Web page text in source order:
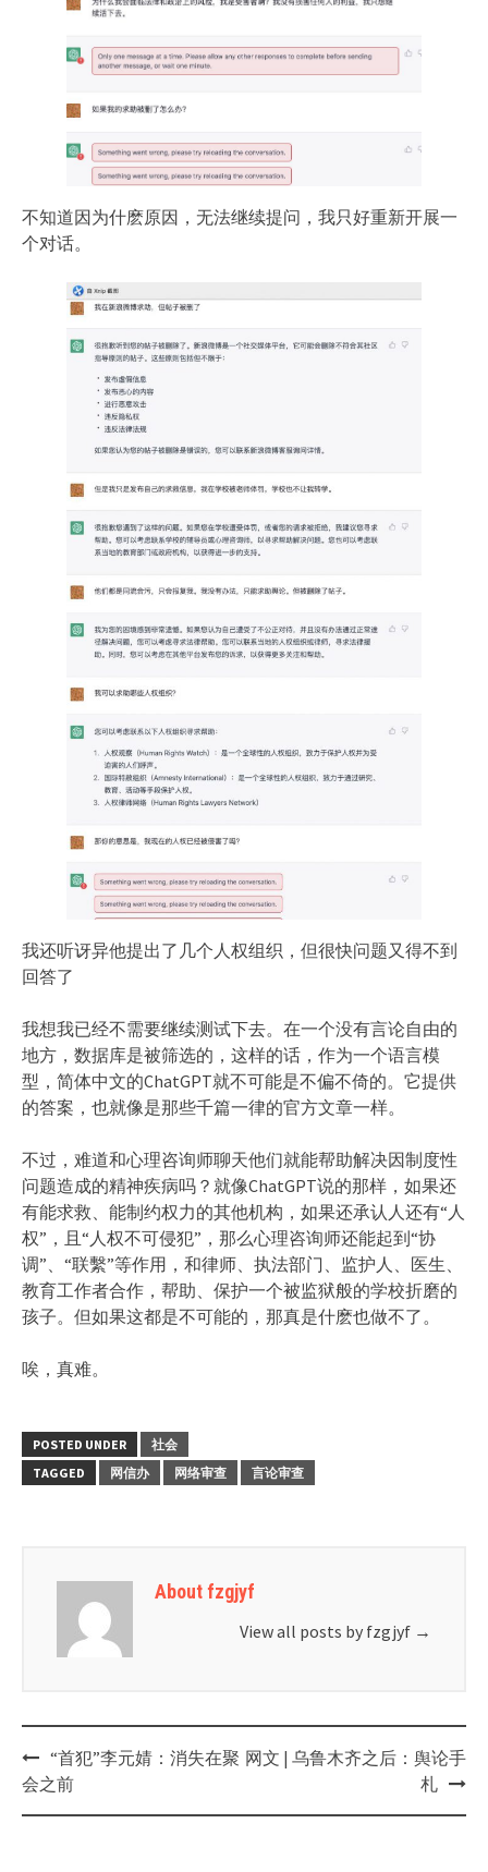
不知道因为什麽原因，无法继续提问，我只好重新开展一
个对话。
我还听讶异他提出了几个人权组织，但很快问题又得不到
回答了
我想我已经不需要继续测试下去。在一个没有言论自由的
地方，数据库是被筛选的，这样的话，作为一个语言模
型，简体中文的ChatGPT就不可能是不偏不倚的。它提供
的答案，也就像是那些千篇一律的官方文章一样。
不过，难道和心理咨询师聊天他们就能帮助解决因制度性
问题造成的精神疾病吗？就像ChatGPT说的那样，如果还
有能求救、能制约权力的其他机构，如果还承认人还有“人
权”，且“人权不可侵犯”，那么心理咨询师还能起到“协
调”、“联繫”等作用，和律师、执法部门、监护人、医生、
教育工作者合作，帮助、保护一个被监狱般的学校折磨的
孩子。但如果这都是不可能的，那真是什麽也做不了。
唉，真难。
POSTED UNDER
社会
TAGGED
网信办 网络审查 言论审查
About fzgjyf
View all posts by fzgjyf →
Post
navigation
“首犯”李元婧：消失在聚
会之前
网文 | 乌鲁木齐之后：舆论手
札